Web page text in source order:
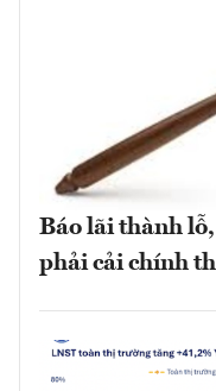
Báo lãi thành
phải cải chính